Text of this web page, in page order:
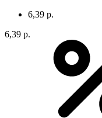
6,39 р.
6,39 р.